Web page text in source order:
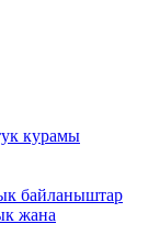
курамы
байланыштар
жана